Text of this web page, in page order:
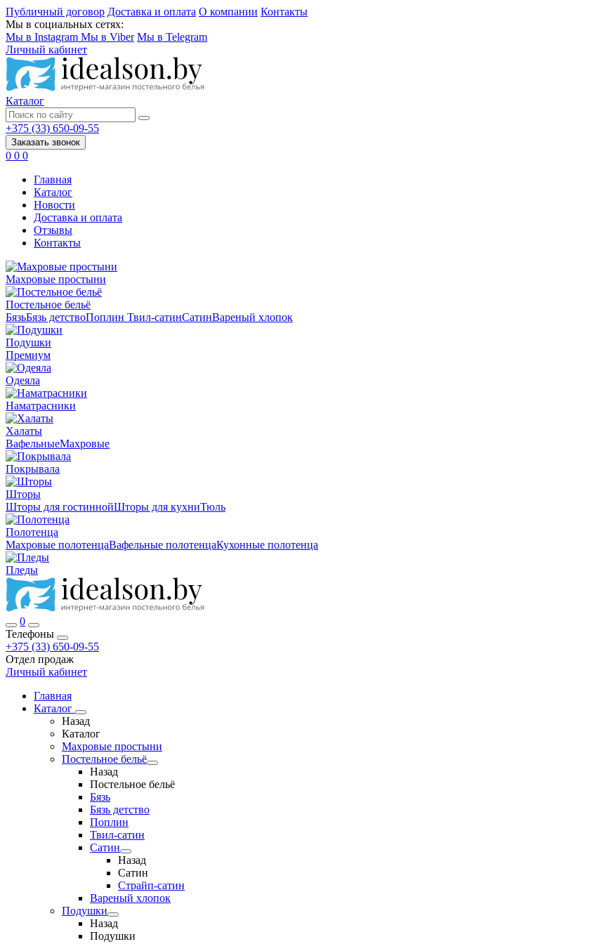
Публичный договор Доставка и оплата О компании Контакты
Мы в социальных сетях:
Мы в Instagram Мы в Viber Мы в Telegram
Личный кабинет
Каталог
+375 (33) 650-09-55
Заказать звонок
0 0 0
Главная
Каталог
Новости
Доставка и оплата
Отзывы
Контакты
Махровые простыни
Постельное бельё
БязьБязь детствоПоплин Твил-сатинСатинВареный хлопок
Подушки
Премиум
Одеяла
Наматрасники
Халаты
ВафельныеМахровые
Покрывала
Шторы
Шторы для гостиннойШторы для кухниТюль
Полотенца
Махровые полотенцаВафельные полотенцаКухонные полотенца
Пледы
0
Телефоны
+375 (33) 650-09-55
Отдел продаж
Личный кабинет
Главная
Каталог
Назад
Каталог
Махровые простыни
Постельное бельё
Назад
Постельное бельё
Бязь
Бязь детство
Поплин
Твил-сатин
Сатин
Назад
Сатин
Страйп-сатин
Вареный хлопок
Подушки
Назад
Подушки